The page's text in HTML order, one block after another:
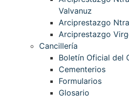
Valvanuz
Arciprestazgo
Arciprestazgo
Cancillería
Boletín Oficial del
Cementerios
Formularios
Glosario